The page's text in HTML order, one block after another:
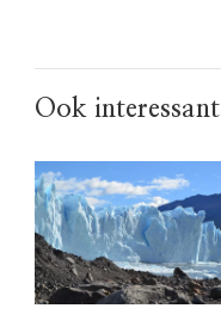
Ook interessant